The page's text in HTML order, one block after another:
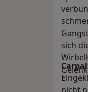
sich